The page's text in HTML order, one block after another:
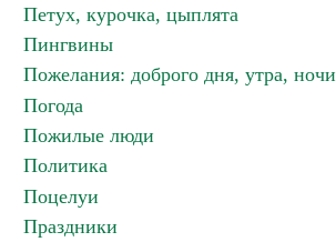
Петух, курочка, цыплята
Пингвины
Пожелания: доброго дня, утра, ночи
Погода
Пожилые люди
Политика
Поцелуи
Праздники